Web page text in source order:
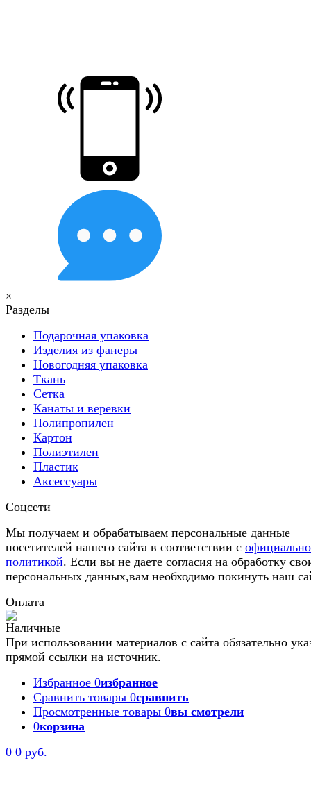
×
Разделы
Подарочная упаковка
Изделия из фанеры
Новогодняя упаковка
Ткань
Сетка
Канаты и веревки
Полипропилен
Картон
Полиэтилен
Пластик
Аксессуары
Соцсети
Мы получаем и обрабатываем персональные данные
посетителей нашего сайта в соответствии с
политикой. Если вы не даете согласия на обработку
персональных данных,вам необходимо покинуть наш
Оплата
При использовании материалов с сайта обязательно
прямой ссылки на источник.
Избранное 0избранное
Сравнить товары 0сравнить
Просмотренные товары 0вы смотрели
0корзина
0 0 руб.